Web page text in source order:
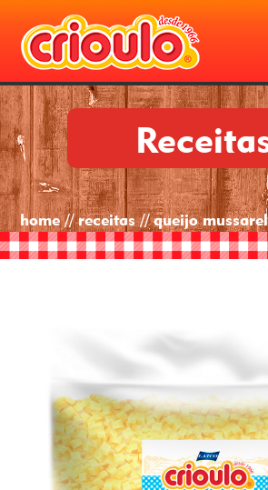
home // receitas // queijo